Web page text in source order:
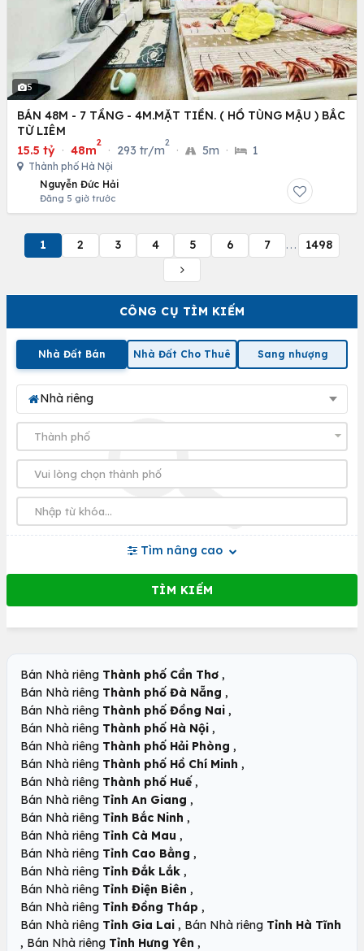
CÔNG CỤ TÌM KIẾM
Nhà Đất Bán Nhà Đất Cho Thuê Sang nhượng
Nhà riêng
Tìm nâng cao
5
BÁN 48M - 7 TẦNG - 4M.MẶT TIỀN. ( HỒ TÙNG MẬU ) BẮC
TỪ LIÊM
15.5 tỷ · 48m
2
· 293 tr/m
2
· 5m · 1
Thành phố Hà Nội
Nguyễn Đức Hải
Đăng 5 giờ trước
1 2 3 4 5 6 7 ... 1498
Bán Nhà riêng Thành phố Cần Thơ ,
Bán Nhà riêng Thành phố Đà Nẵng ,
Bán Nhà riêng Thành phố Đồng Nai ,
Bán Nhà riêng Thành phố Hà Nội ,
Bán Nhà riêng Thành phố Hải Phòng ,
Bán Nhà riêng Thành phố Hồ Chí Minh ,
Bán Nhà riêng Thành phố Huế ,
Bán Nhà riêng Tỉnh An Giang ,
Bán Nhà riêng Tỉnh Bắc Ninh ,
Bán Nhà riêng Tỉnh Cà Mau ,
Bán Nhà riêng Tỉnh Cao Bằng ,
Bán Nhà riêng Tỉnh Đắk Lắk ,
Bán Nhà riêng Tỉnh Điện Biên ,
Bán Nhà riêng Tỉnh Đồng Tháp ,
Bán Nhà riêng Tỉnh Gia Lai , Bán Nhà riêng Tỉnh Hà Tĩnh
, Bán Nhà riêng Tỉnh Hưng Yên ,